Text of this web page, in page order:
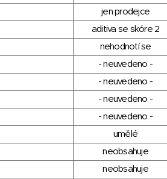
jen prodejce
aditiva se skóre 2
nehodnotí se
- neuvedeno -
- neuvedeno -
- neuvedeno -
- neuvedeno -
umělé
neobsahuje
neobsahuje